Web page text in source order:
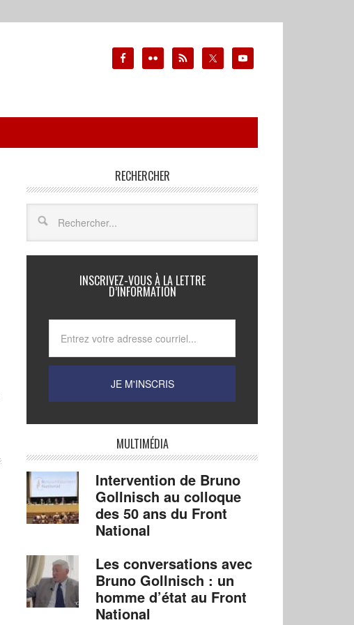
RECHERCHER
INSCRIVEZ-VOUS À LA LETTRE
D’INFORMATION
MULTIMÉDIA
Intervention de Bruno
Gollnisch au colloque
des 50 ans du Front
National
Les conversations avec
Bruno Gollnisch : un
homme d’état au Front
National